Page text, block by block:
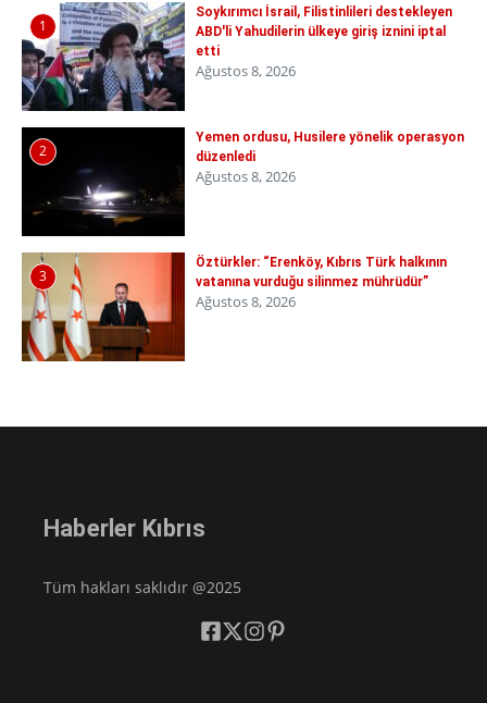
1
Soykırımcı İsrail, Filistinlileri destekleyen
ABD'li Yahudilerin ülkeye giriş iznini iptal
etti
Ağustos 8, 2026
2
Yemen ordusu, Husilere yönelik operasyon
düzenledi
Ağustos 8, 2026
3
Öztürkler: “Erenköy, Kıbrıs Türk halkının
vatanına vurduğu silinmez mührüdür”
Ağustos 8, 2026
Haberler Kıbrıs
Tüm hakları saklıdır @2025